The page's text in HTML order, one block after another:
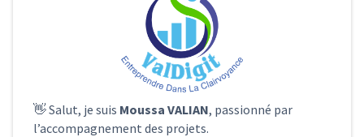
👋 Salut, je suis Moussa VALIAN, passionné par
l’accompagnement des projets.